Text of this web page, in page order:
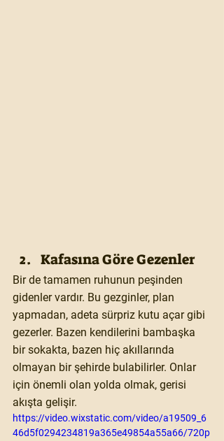
Kafasına Göre Gezenler
Bir de tamamen ruhunun peşinden
gidenler vardır. Bu gezginler, plan
yapmadan, adeta sürpriz kutu açar gibi
gezerler. Bazen kendilerini bambaşka
bir sokakta, bazen hiç akıllarında
olmayan bir şehirde bulabilirler. Onlar
için önemli olan yolda olmak, gerisi
akışta gelişir.
https://video.wixstatic.com/video/a19509_6
46d5f0294234819a365e49854a55a66/720p